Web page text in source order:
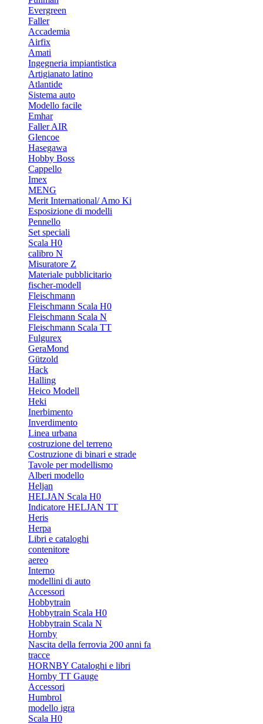
Evergreen
Faller
Accademia
Airfix
Amati
Ingegneria impiantistica
Artigianato latino
Atlantide
Sistema auto
Modello facile
Emhar
Faller AIR
Glencoe
Hasegawa
Hobby Boss
Cappello
Imex
MENG
Merit International/ Amo Ki
Esposizione di modelli
Pennello
Set speciali
Scala H0
calibro N
Misuratore Z
Materiale pubblicitario
fischer-modell
Fleischmann
Fleischmann Scala H0
Fleischmann Scala N
Fleischmann Scala TT
Fulgurex
GeraMond
Gützold
Hack
Halling
Heico Modell
Heki
Inerbimento
Inverdimento
Linea urbana
costruzione del terreno
Costruzione di binari e strade
Tavole per modellismo
Alberi modello
Heljan
HELJAN Scala H0
Indicatore HELJAN TT
Heris
Herpa
Libri e cataloghi
contenitore
aereo
Interno
modellini di auto
Accessori
Hobbytrain
Hobbytrain Scala H0
Hobbytrain Scala N
Hornby
Nascita della ferrovia 200 anni fa
tracce
HORNBY Cataloghi e libri
Hornby TT Gauge
Accessori
Humbrol
modello igra
Scala H0